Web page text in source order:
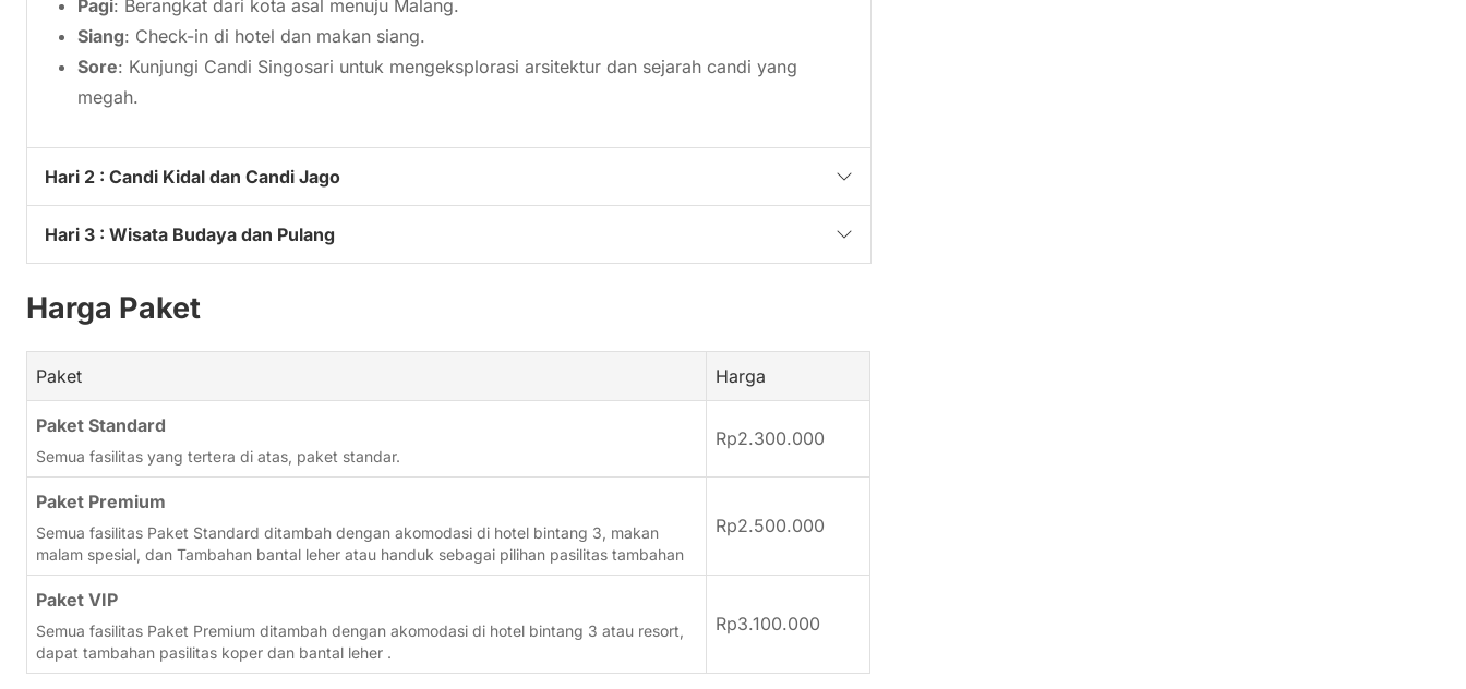
Pagi: Berangkat dari kota asal menuju Malang.
Siang: Check-in di hotel dan makan siang.
Sore: Kunjungi Candi Singosari untuk mengeksplorasi arsitektur dan sejarah candi yang
megah.
Hari 2 : Candi Kidal dan Candi Jago
Hari 3 : Wisata Budaya dan Pulang
Harga Paket
Paket Harga
Paket Standard
Semua fasilitas yang tertera di atas, paket standar.
Rp2.300.000
Paket Premium
Semua fasilitas Paket Standard ditambah dengan akomodasi di hotel bintang 3, makan
malam spesial, dan Tambahan bantal leher atau handuk sebagai pilihan pasilitas tambahan
Rp2.500.000
Paket VIP
Semua fasilitas Paket Premium ditambah dengan akomodasi di hotel bintang 3 atau resort,
dapat tambahan pasilitas koper dan bantal leher .
Rp3.100.000